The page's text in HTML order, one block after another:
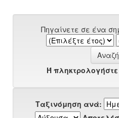
Πηγαίνετε σε ένα
Ή
Ταξινόμηση ανά: